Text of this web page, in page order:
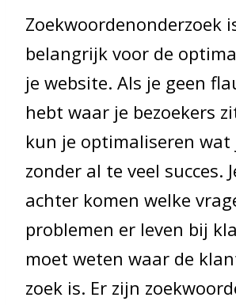
Zoekwoordenonderzoek
belangrijk voor de
je website. Als je geen
hebt waar je bezoekers
kun je optimaliseren
zonder al te veel succes.
achter komen welke
problemen er leven bij
moet weten waar de
zoek is. Er zijn